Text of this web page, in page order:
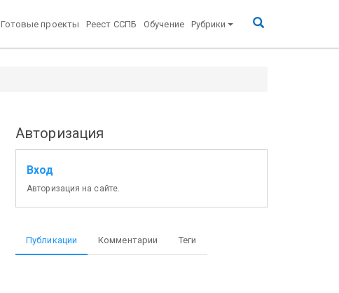
Готовые проекты Реест ССПБ Обучение Рубрики
Авторизация
Вход
Авторизация на сайте.
Публикации Комментарии Теги